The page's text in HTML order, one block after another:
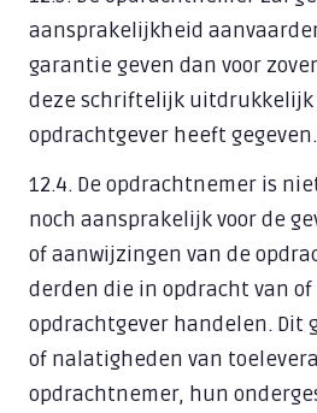
aansprakelijkheid
garantie geven dan voor
deze schriftelijk uitdrukkelijk
opdrachtgever heeft gegeven.
12.4. De opdrachtnemer is
noch aansprakelijk voor de
of aanwijzingen van de
derden die in opdracht van
opdrachtgever handelen. Dit
of nalatigheden van
opdrachtnemer, hun